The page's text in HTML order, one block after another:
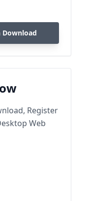
Download
Register
Web